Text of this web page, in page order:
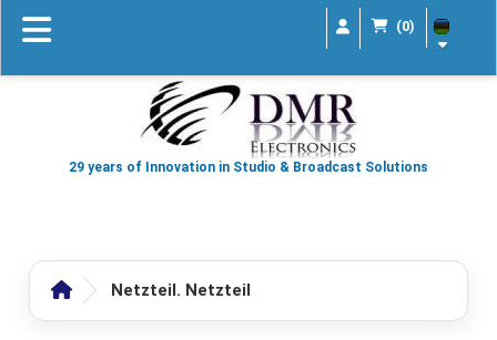
(0)
29 years of Innovation in Studio & Broadcast Solutions
Netzteil. Netzteil